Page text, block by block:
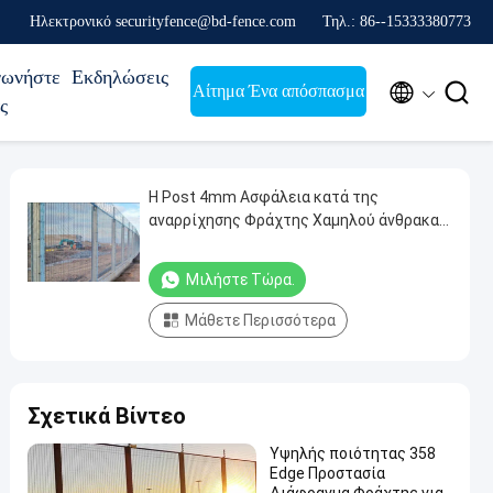
Ηλεκτρονικό securityfence@bd-fence.com Τηλ.: 86--15333380773
Εκδηλώσεις
Αίτημα Ένα απόσπασμα  
H Post 4mm Ασφάλεια κατά της
αναρρίχησης Φράχτης Χαμηλού άνθρακα
Μιλήστε Τώρα.
Μάθετε Περισσότερα
Σχετικά Βίντεο
Υψηλής ποιότητας 358
Edge Προστασία